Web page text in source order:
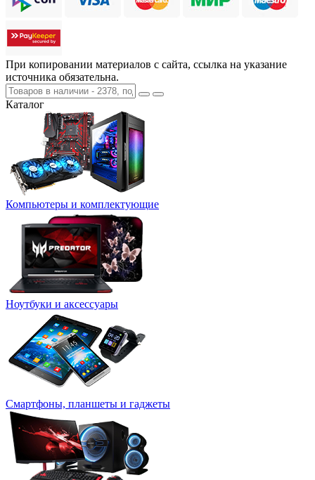
При копировании материалов с сайта, ссылка на указание
источника обязательна.
Каталог
Компьютеры и комплектующие
Ноутбуки и аксессуары
Смартфоны, планшеты и гаджеты